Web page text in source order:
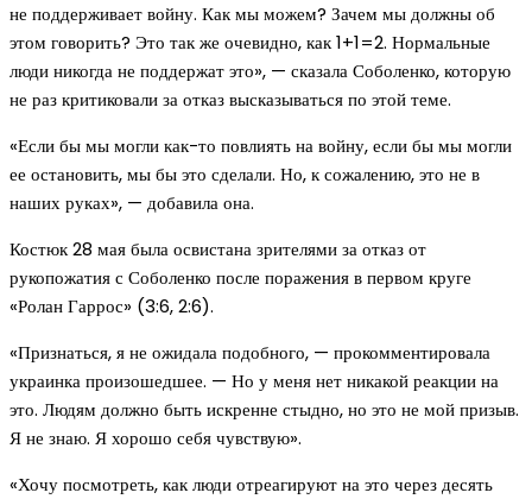
не поддерживает войну. Как мы можем? Зачем мы должны об
этом говорить? Это так же очевидно, как 1+1=2. Нормальные
люди никогда не поддержат это», — сказала Соболенко, которую
не раз критиковали за отказ высказываться по этой теме.
«Если бы мы могли как-то повлиять на войну, если бы мы могли
ее остановить, мы бы это сделали. Но, к сожалению, это не в
наших руках», — добавила она.
Костюк 28 мая была освистана зрителями за отказ от
рукопожатия с Соболенко после поражения в первом круге
«Ролан Гаррос» (3:6, 2:6).
«Признаться, я не ожидала подобного, — прокомментировала
украинка произошедшее. — Но у меня нет никакой реакции на
это. Людям должно быть искренне стыдно, но это не мой призыв.
Я не знаю. Я хорошо себя чувствую».
«Хочу посмотреть, как люди отреагируют на это через десять